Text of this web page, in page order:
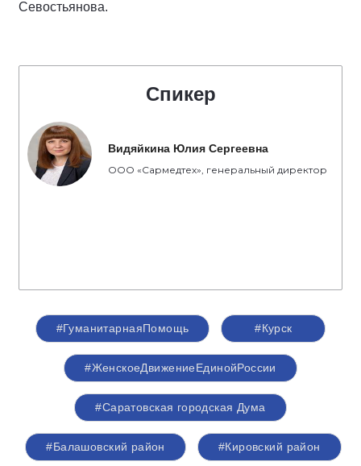
Севостьянова.
Спикер
Видяйкина Юлия Сергеевна
ООО «Сармедтех», генеральный директор
#ГуманитарнаяПомощь #Курск
#ЖенскоеДвижениеЕдинойРоссии
#Саратовская городская Дума
#Балашовский район #Кировский район